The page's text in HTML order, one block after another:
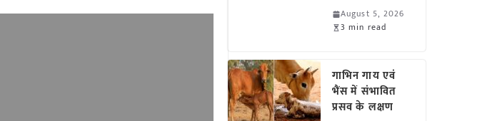
August 5, 2026
3 min read
गाभिन गाय एवं
भैंस में संभावित
प्रसव के लक्षण